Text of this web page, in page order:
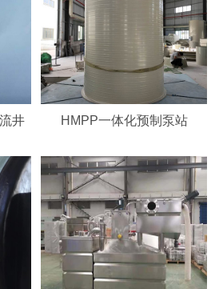
井 HMPP一体化预制泵站